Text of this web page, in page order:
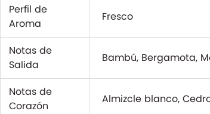
Perfil de
Aroma
Fresco
Notas de
Salida
Bambú, Bergamota,
Notas de
Corazón
Almizcle blanco,